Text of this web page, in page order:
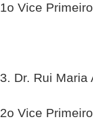
1o Vice
3. Dr. Rui Maria
2o Vice